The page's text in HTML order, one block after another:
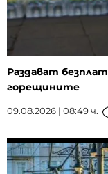
Раздават
горещините
09.08.2026 | 08:49 ч.